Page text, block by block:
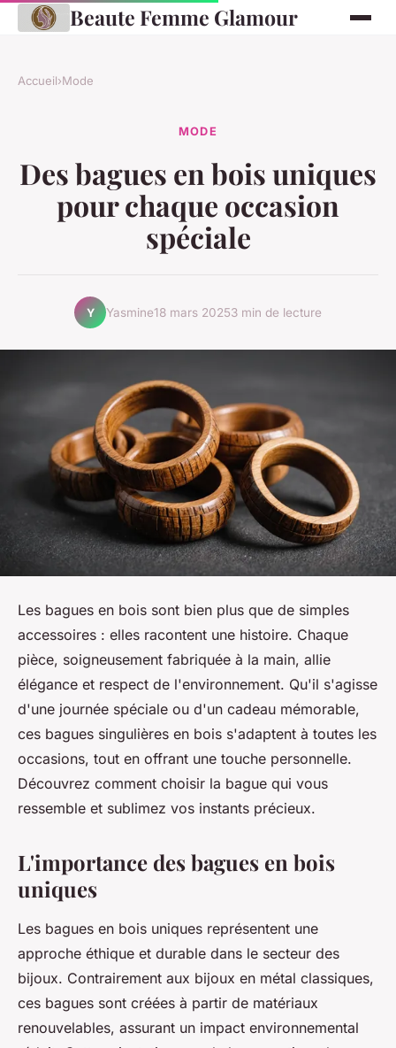
Beaute Femme Glamour
Accueil›Mode
MODE
Des bagues en bois uniques
pour chaque occasion
spéciale
Y Yasmine18 mars 20253 min de lecture
Les bagues en bois sont bien plus que de simples
accessoires : elles racontent une histoire. Chaque
pièce, soigneusement fabriquée à la main, allie
élégance et respect de l'environnement. Qu'il s'agisse
d'une journée spéciale ou d'un cadeau mémorable,
ces bagues singulières en bois s'adaptent à toutes les
occasions, tout en offrant une touche personnelle.
Découvrez comment choisir la bague qui vous
ressemble et sublimez vos instants précieux.
L'importance des bagues en bois
uniques
Les bagues en bois uniques représentent une
approche éthique et durable dans le secteur des
bijoux. Contrairement aux bijoux en métal classiques,
ces bagues sont créées à partir de matériaux
renouvelables, assurant un impact environnemental